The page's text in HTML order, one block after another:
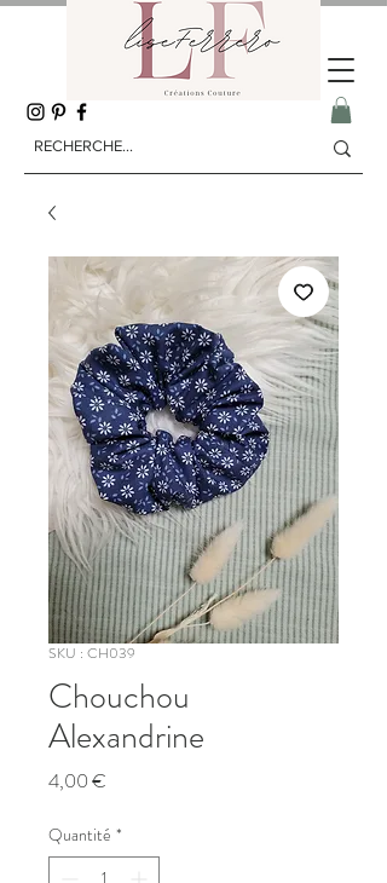
SKU : CH039
Chouchou
Alexandrine
4,00 €
Quantité *